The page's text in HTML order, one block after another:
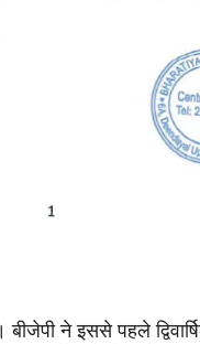
ने इससे पहले